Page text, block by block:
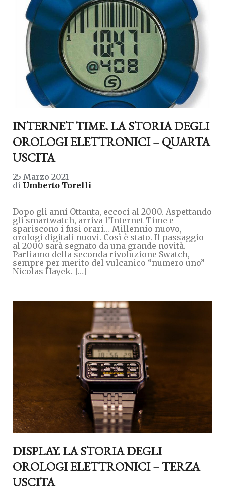
INTERNET TIME. LA STORIA DEGLI
OROLOGI ELETTRONICI – QUARTA
USCITA
25 Marzo 2021
di Umberto Torelli
Dopo gli anni Ottanta, eccoci al 2000. Aspettando
gli smartwatch, arriva l’Internet Time e
spariscono i fusi orari… Millennio nuovo,
orologi digitali nuovi. Così è stato. Il passaggio
al 2000 sarà segnato da una grande novità.
Parliamo della seconda rivoluzione Swatch,
sempre per merito del vulcanico “numero uno”
Nicolas Hayek. […]
DISPLAY. LA STORIA DEGLI
OROLOGI ELETTRONICI – TERZA
USCITA